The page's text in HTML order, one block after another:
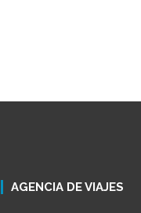
AGENCIA DE VIAJES